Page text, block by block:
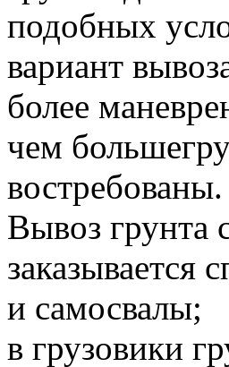
подобных
вариант
более
чем
востребованы.
Вывоз грунта
заказывается
и самосвалы;
в грузовики